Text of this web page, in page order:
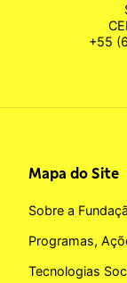
+55
Mapa do Site
Sobre a
Programas,
Tecnologias